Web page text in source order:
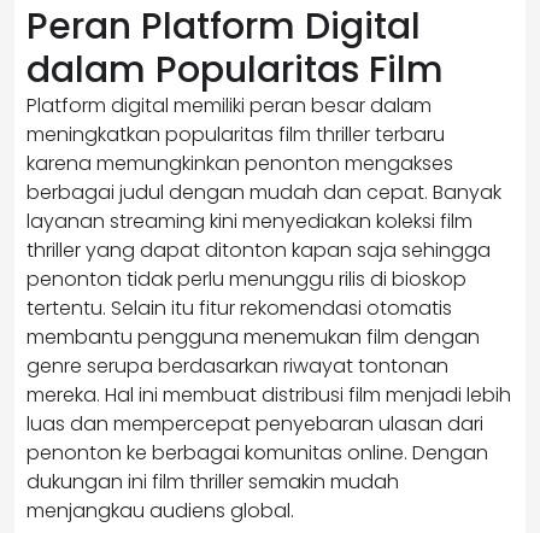
Peran Platform Digital
dalam Popularitas Film
Platform digital memiliki peran besar dalam
meningkatkan popularitas film thriller terbaru
karena memungkinkan penonton mengakses
berbagai judul dengan mudah dan cepat. Banyak
layanan streaming kini menyediakan koleksi film
thriller yang dapat ditonton kapan saja sehingga
penonton tidak perlu menunggu rilis di bioskop
tertentu. Selain itu fitur rekomendasi otomatis
membantu pengguna menemukan film dengan
genre serupa berdasarkan riwayat tontonan
mereka. Hal ini membuat distribusi film menjadi lebih
luas dan mempercepat penyebaran ulasan dari
penonton ke berbagai komunitas online. Dengan
dukungan ini film thriller semakin mudah
menjangkau audiens global.